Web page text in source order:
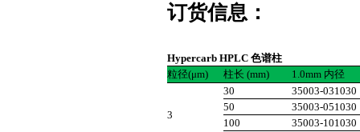
订货信息：
Hypercarb HPLC 色谱柱
粒径(μm)
柱长 (mm) 1.0mm 内径
3
30
35003-031030
50
35003-051030
100
35003-101030